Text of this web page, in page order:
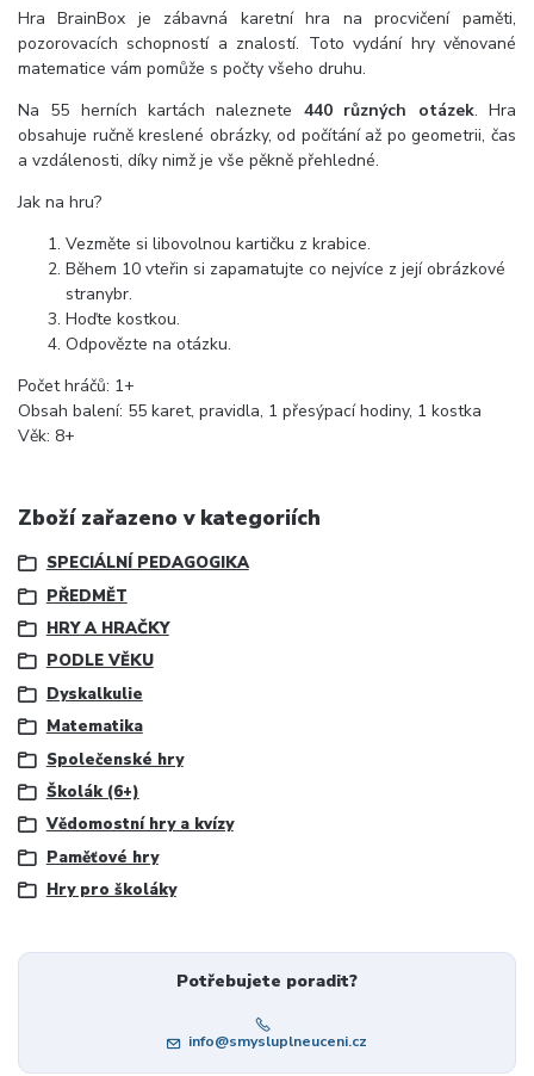
Hra BrainBox je zábavná karetní hra na procvičení paměti,
pozorovacích schopností a znalostí. Toto vydání hry věnované
matematice vám pomůže s počty všeho druhu.
Na 55 herních kartách naleznete 440 různých otázek. Hra
obsahuje ručně kreslené obrázky, od počítání až po geometrii, čas
a vzdálenosti, díky nimž je vše pěkně přehledné.
Jak na hru?
Vezměte si libovolnou kartičku z krabice.
Během 10 vteřin si zapamatujte co nejvíce z její obrázkové
stranybr.
Hoďte kostkou.
Odpovězte na otázku.
Počet hráčů: 1+
Obsah balení: 55 karet, pravidla, 1 přesýpací hodiny, 1 kostka
Věk: 8+
Zboží zařazeno v kategoriích
SPECIÁLNÍ PEDAGOGIKA
PŘEDMĚT
HRY A HRAČKY
PODLE VĚKU
Dyskalkulie
Matematika
Společenské hry
Školák (6+)
Vědomostní hry a kvízy
Paměťové hry
Hry pro školáky
Potřebujete poradit?
info@smysluplneuceni.cz